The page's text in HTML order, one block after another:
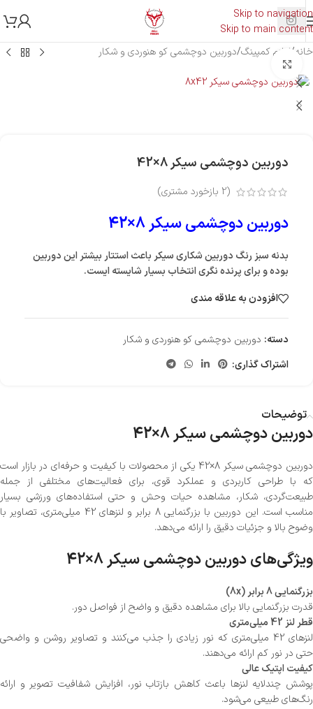
Skip to navigation
Skip to main content
خانه/لوازم کمپینگ/دوربین دوچشمی کو هنوردی و شکار
دوربین دوچشمی سیکر 8×42
(
2 بازخورد مشتری)
دوربین دوچشمی سیکر 8×42
بدنه سبز رنگ دوربین شکاری سیکر باعث استتار بیشتر این دوربین
بوده و برای پرنده نگری انتخاب بسیار شایسته ایست.
افزودن به علاقه مندی
دسته: دوربین دوچشمی کو هنوردی و شکار
اشتراک گذاری:
توضیحات
دوربین دوچشمی سیکر 8×42
دوربین دوچشمی سیکر 8×42 یکی از محصولات با کیفیت و حرفه‌ای در بازار است
که با طراحی کاربردی و عملکرد قوی، برای فعالیت‌های مختلفی از جمله
طبیعت‌گردی، شکار، مشاهده حیات وحش و حتی استفاده‌های ورزشی بسیار
مناسب است. این دوربین با بزرگنمایی 8 برابر و لنزهای 42 میلی‌متری، تصاویر با
وضوح بالا و جزئیات دقیق را ارائه می‌دهد.
ویژگی‌های دوربین دوچشمی سیکر 8×42
بزرگنمایی 8 برابر (8x)
قدرت بزرگنمایی بالا برای مشاهده دقیق و واضح از فواصل دور.
قطر لنز 42 میلی‌متری
لنزهای 42 میلی‌متری که نور زیادی را جذب می‌کنند و تصاویر روشن و واضحی
حتی در نور کم ارائه می‌دهند.
کیفیت اپتیک عالی
پوشش چندلایه لنزها باعث کاهش بازتاب نور، افزایش شفافیت تصویر و ارائه
رنگ‌های طبیعی می‌شود.